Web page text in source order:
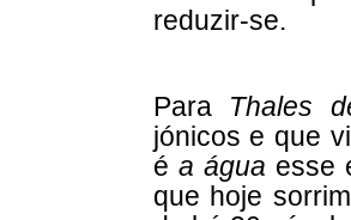
reduzir-se.
Para Thales
jónicos e que
é a água esse
que hoje